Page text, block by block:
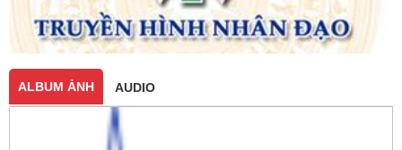
ALBUM ẢNH AUDIO